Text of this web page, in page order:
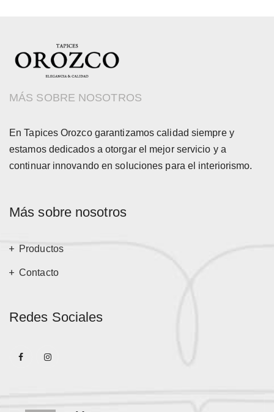
MÁS SOBRE NOSOTROS
En Tapices Orozco garantizamos calidad siempre y
estamos dedicados a otorgar el mejor servicio y a
continuar innovando en soluciones para el interiorismo.
Más sobre nosotros
Productos
Contacto
Redes Sociales